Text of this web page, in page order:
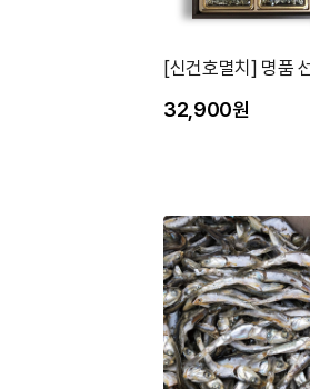
[신건호멸치] 명품
32,900원